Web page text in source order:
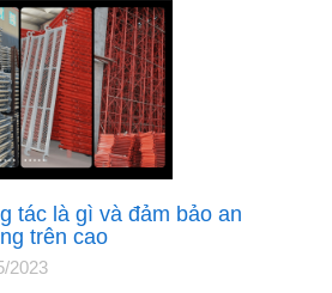
tác là gì và đảm bảo an
trên cao
2023